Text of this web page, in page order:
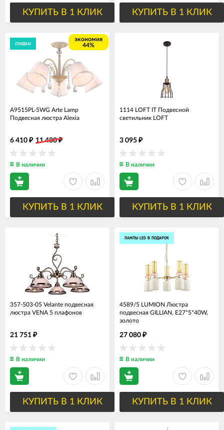
КУПИТЬ В 1 КЛИК КУПИТЬ В 1 КЛИК
СКИДКА!
экономия
44%
A9515PL-5WG Arte Lamp
Подвесная люстра Alexia
6 410 ₽ 11 480₽
В наличии
КУПИТЬ В 1 КЛИК
1114 LOFT IT Подвесной
светильник LOFT
3 095 ₽
В наличии
КУПИТЬ В 1 КЛИК
357-503-05 Velante подвесная
люстра VENA 5 плафонов
21 751 ₽
В наличии
КУПИТЬ В 1 КЛИК
ЛАМПЫ LED В ПОДАРОК
4589/5 LUMION Люстра
подвесная GILLIAN, Е27*5*40W,
золото
27 080 ₽
В наличии
КУПИТЬ В 1 КЛИК